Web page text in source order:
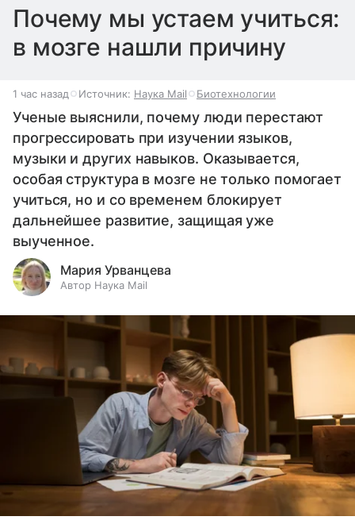
Почему мы устаем учиться:
в мозге нашли причину
1 час назад Источник: Наука Mail Биотехнологии
Ученые выяснили, почему люди перестают
прогрессировать при изучении языков,
музыки и других навыков. Оказывается,
особая структура в мозге не только помогает
учиться, но и со временем блокирует
дальнейшее развитие, защищая уже
выученное.
Мария Урванцева
Автор Наука Mail